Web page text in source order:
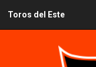
Toros del Este